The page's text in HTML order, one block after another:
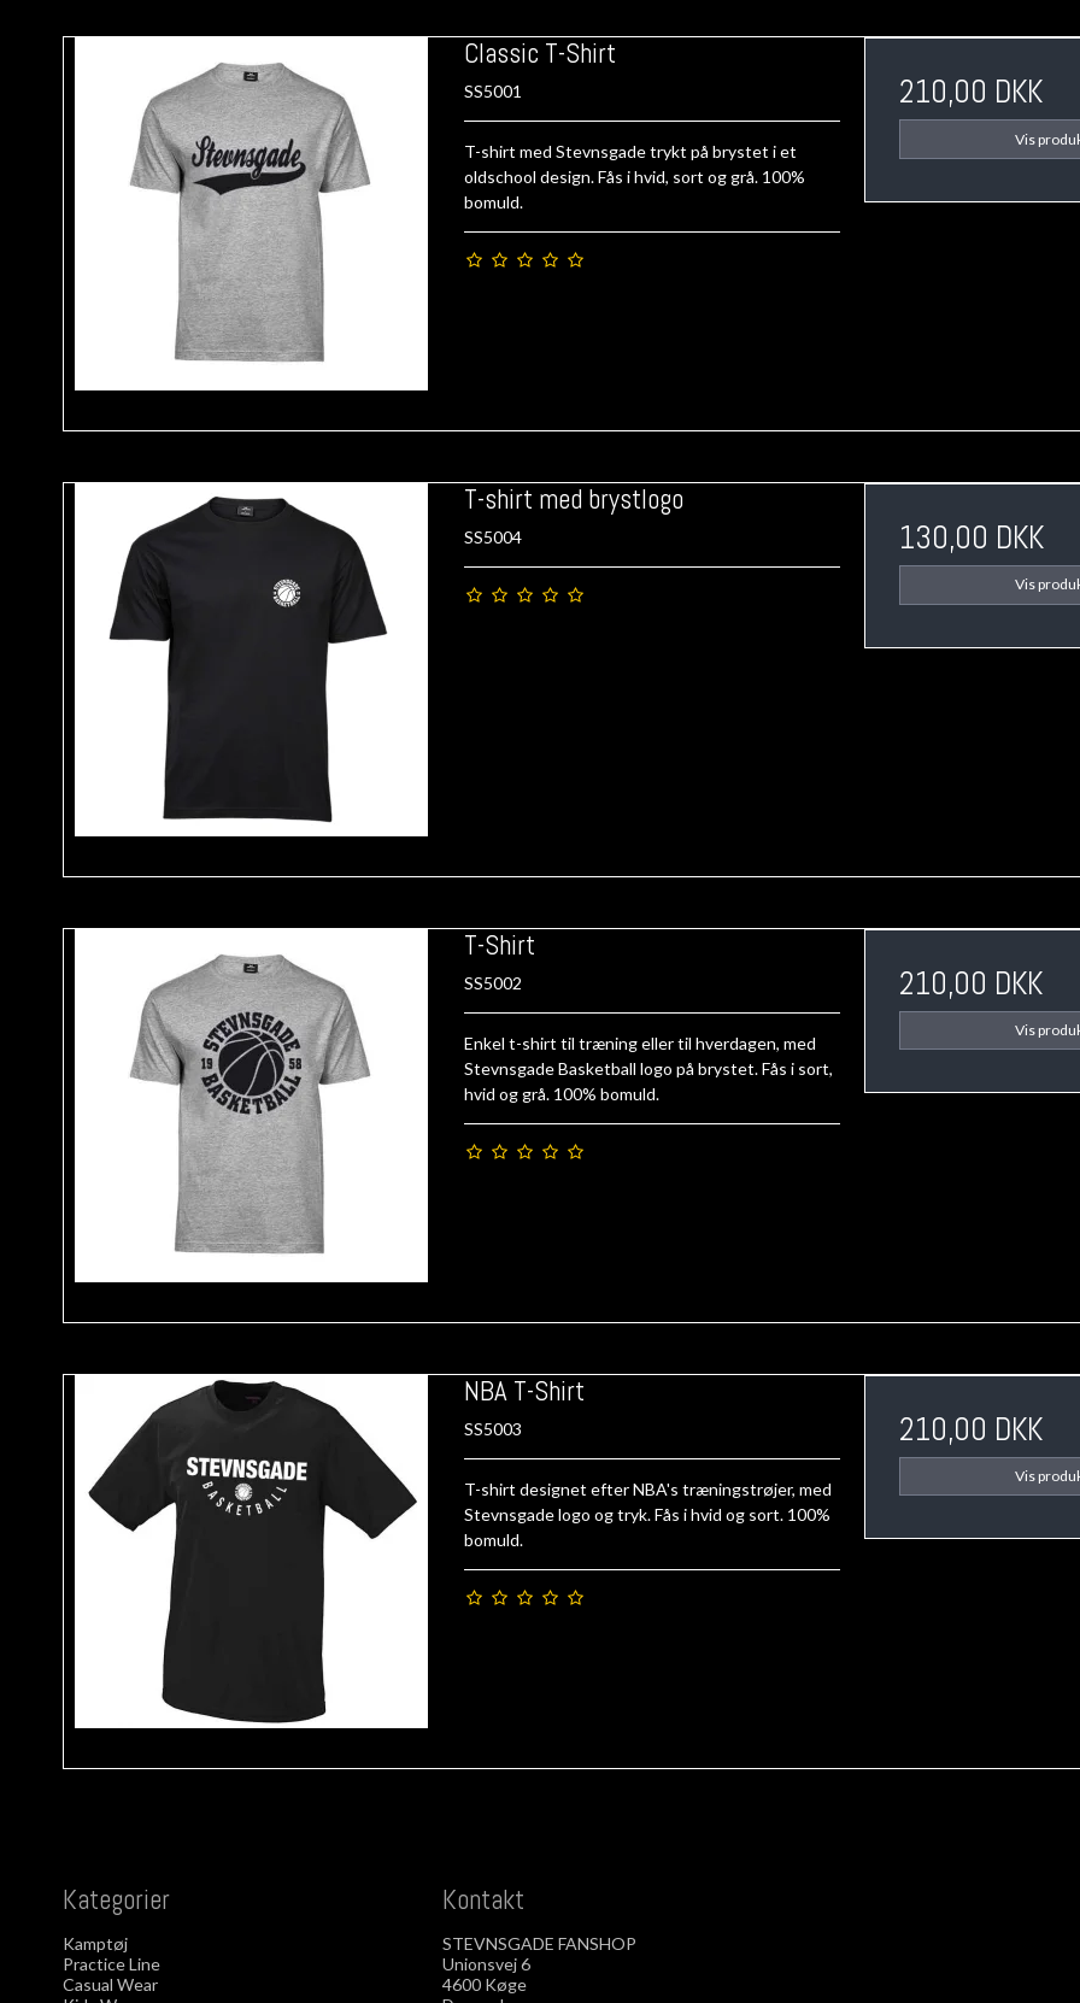
Classic T-Shirt
SS5001
T-shirt med Stevnsgade trykt på brystet i et
oldschool design. Fås i hvid, sort og grå. 100%
bomuld.
210,00 DKK
Vis
T-shirt med brystlogo
SS5004 130,00 DKK
Vis
T-Shirt
SS5002
Enkel t-shirt til træning eller til hverdagen, med
Stevnsgade Basketball logo på brystet. Fås i sort,
hvid og grå. 100% bomuld.
210,00 DKK
Vis
NBA T-Shirt
SS5003
T-shirt designet efter NBA's træningstrøjer, med
Stevnsgade logo og tryk. Fås i hvid og sort. 100%
bomuld.
210,00 DKK
Vis
Kategorier
Kamptøj
Practice Line
Casual Wear
Kontakt
STEVNSGADE FANSHOP
Unionsvej 6
4600 Køge